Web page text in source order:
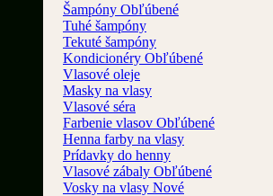
Šampóny
Tuhé šampóny
Tekuté šampóny
Kondicionéry
Vlasové oleje
Masky na vlasy
Vlasové séra
Farbenie vlasov
Henna farby na vlasy
Prídavky do henny
Vlasové zábaly
Vosky na vlasy